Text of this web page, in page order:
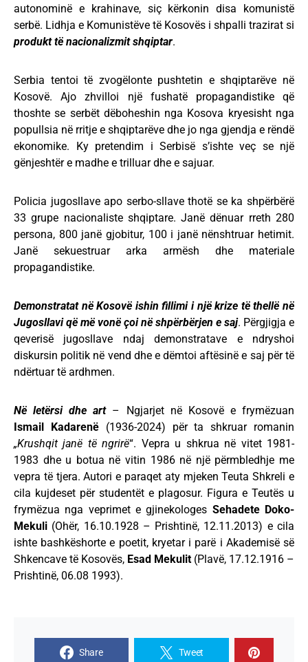
autonominë e krahinave, siç kërkonin disa komunistë
serbë. Lidhja e Komunistëve të Kosovës i shpalli trazirat si
produkt të nacionalizmit shqiptar.
Serbia tentoi të zvogëlonte pushtetin e shqiptarëve në
Kosovë. Ajo zhvilloi një fushatë propagandistike që
thoshte se serbët dëboheshin nga Kosova kryesisht nga
popullsia në rritje e shqiptarëve dhe jo nga gjendja e rëndë
ekonomike. Ky pretendim i Serbisë s’ishte veç se një
gënjeshtër e madhe e trilluar dhe e sajuar.
Policia jugosllave apo serbo-sllave thotë se ka shpërbërë
33 grupe nacionaliste shqiptare. Janë dënuar rreth 280
persona, 800 janë gjobitur, 100 i janë nënshtruar hetimit.
Janë sekuestruar arka armësh dhe materiale
propagandistike.
Demonstratat në Kosovë ishin fillimi i një krize të thellë në
Jugosllavi që më vonë çoi në shpërbërjen e saj. Përgjigja e
qeverisë jugosllave ndaj demonstratave e ndryshoi
diskursin politik në vend dhe e dëmtoi aftësinë e saj për të
ndërtuar të ardhmen.
Në letërsi dhe art – Ngjarjet në Kosovë e frymëzuan
Ismail Kadarenë(1936-2024) për ta shkruar romanin
„Krushqit janë të ngrirë“. Vepra u shkrua në vitet 1981-
1983 dhe u botua në vitin 1986 në një përmbledhje me
vepra të tjera. Autori e paraqet aty mjeken Teuta Shkreli e
cila kujdeset për studentët e plagosur. Figura e Teutës u
frymëzua nga veprimet e gjinekologes Sehadete Doko-
Mekuli (Ohër, 16.10.1928 – Prishtinë, 12.11.2013) e cila
ishte bashkëshorte e poetit, kryetar i parë i Akademisë së
Shkencave të Kosovës, Esad Mekulit (Plavë, 17.12.1916 –
Prishtinë, 06.08 1993).
Share Tweet